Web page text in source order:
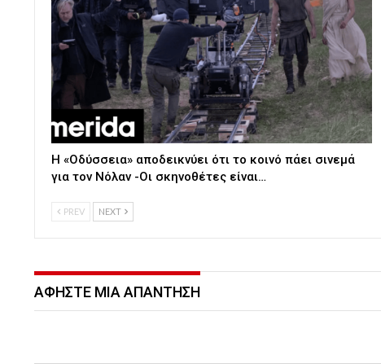
Η «Οδύσσεια» αποδεικνύει ότι το κοινό πάει σινεμά
για τον Νόλαν -Οι σκηνοθέτες είναι…
PREV NEXT
ΑΦΉΣΤΕ ΜΙΑ ΑΠΆΝΤΗΣΗ